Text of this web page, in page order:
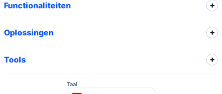
Functionaliteiten
Oplossingen
Tools
Taal